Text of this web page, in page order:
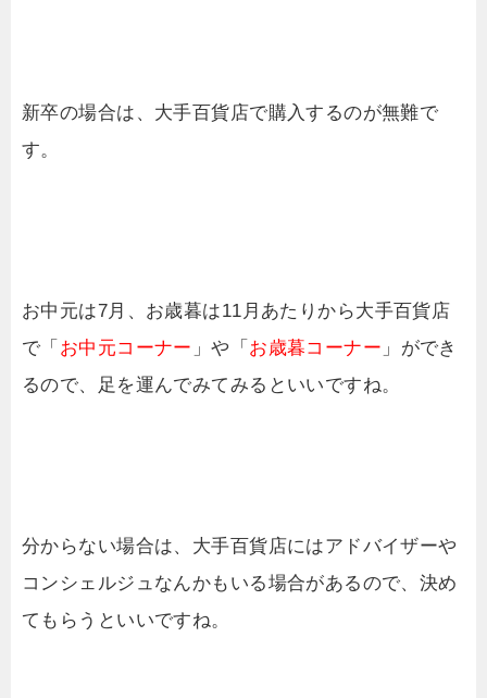
新卒の場合は、大手百貨店で購入するのが無難で
す。
お中元は7月、お歳暮は11月あたりから大手百貨店
で「 お中元コーナー 」や「 お歳暮コーナー 」ができ
るので、足を運んでみてみるといいですね。
分からない場合は、大手百貨店にはアドバイザーや
コンシェルジュなんかもいる場合があるので、決め
てもらうといいですね。